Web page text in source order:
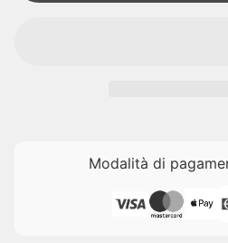
Modalità di